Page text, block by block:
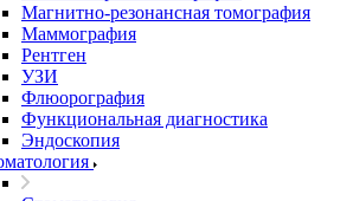
Магнитно-резонансная томография
Маммография
Рентген
УЗИ
Флюорография
Функциональная диагностика
Эндоскопия